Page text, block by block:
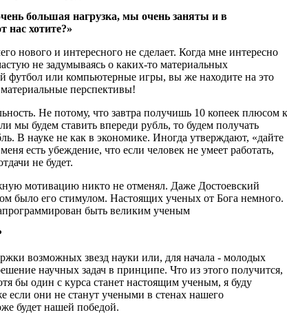
большая нагрузка, мы очень заняты и в
нас хотите?»
нового и интересного не сделает. Когда мне интересно
не задумываясь о каких-то материальных
футбол или компьютерные игры, вы же находите на это
перспективы!
Не потому, что завтра получишь 10 копеек плюсом к
мы будем ставить впереди рубль, то будем получать
В науке не как в экономике. Иногда утверждают, «дайте
есть убеждение, что если человек не умеет работать,
не будет.
мотивацию никто не отменял. Даже Достоевский
было его стимулом. Настоящих ученых от Бога немного.
быть великим ученым
возможных звезд науки или, для начала - молодых
научных задач в принципе. Что из этого получится,
бы один с курса станет настоящим ученым, я буду
если они не станут учеными в стенах нашего
будет нашей победой.